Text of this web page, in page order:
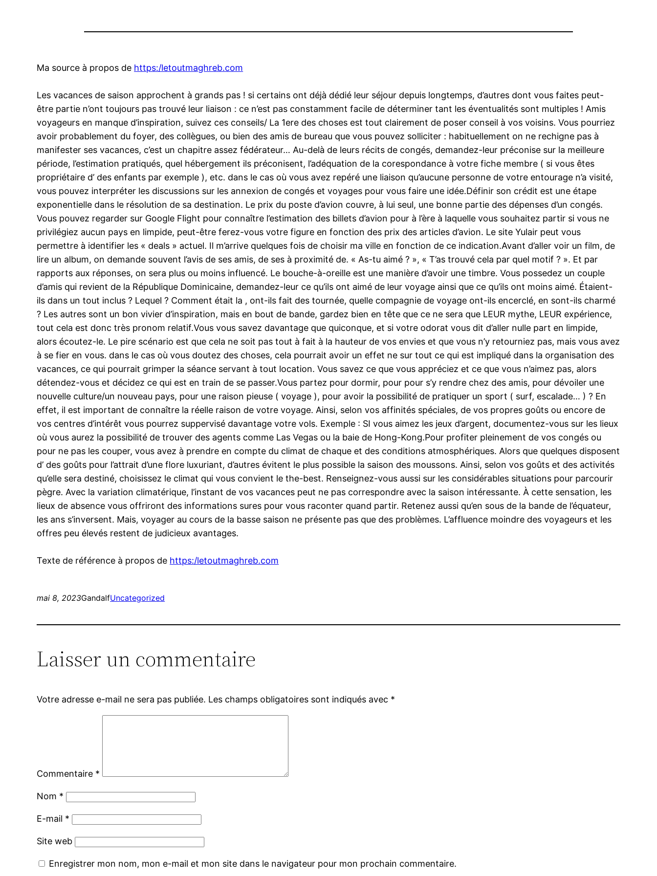
Ma source à propos de https:/letoutmaghreb.com
Les vacances de saison approchent à grands pas ! si certains ont déjà dédié leur séjour depuis longtemps, d’autres dont vous faites peut-
être partie n’ont toujours pas trouvé leur liaison : ce n’est pas constamment facile de déterminer tant les éventualités sont multiples ! Amis
voyageurs en manque d’inspiration, suivez ces conseils/ La 1ere des choses est tout clairement de poser conseil à vos voisins. Vous pourriez
avoir probablement du foyer, des collègues, ou bien des amis de bureau que vous pouvez solliciter : habituellement on ne rechigne pas à
manifester ses vacances, c’est un chapitre assez fédérateur… Au-delà de leurs récits de congés, demandez-leur préconise sur la meilleure
période, l’estimation pratiqués, quel hébergement ils préconisent, l’adéquation de la corespondance à votre fiche membre ( si vous êtes
propriétaire d’ des enfants par exemple ), etc. dans le cas où vous avez repéré une liaison qu’aucune personne de votre entourage n’a visité,
vous pouvez interpréter les discussions sur les annexion de congés et voyages pour vous faire une idée.Définir son crédit est une étape
exponentielle dans le résolution de sa destination. Le prix du poste d’avion couvre, à lui seul, une bonne partie des dépenses d’un congés.
Vous pouvez regarder sur Google Flight pour connaître l’estimation des billets d’avion pour à l’ère à laquelle vous souhaitez partir si vous ne
privilégiez aucun pays en limpide, peut-être ferez-vous votre figure en fonction des prix des articles d’avion. Le site Yulair peut vous
permettre à identifier les « deals » actuel. Il m’arrive quelques fois de choisir ma ville en fonction de ce indication.Avant d’aller voir un film, de
lire un album, on demande souvent l’avis de ses amis, de ses à proximité de. « As-tu aimé ? », « T’as trouvé cela par quel motif ? ». Et par
rapports aux réponses, on sera plus ou moins influencé. Le bouche-à-oreille est une manière d’avoir une timbre. Vous possedez un couple
d’amis qui revient de la République Dominicaine, demandez-leur ce qu’ils ont aimé de leur voyage ainsi que ce qu’ils ont moins aimé. Étaient-
ils dans un tout inclus ? Lequel ? Comment était la , ont-ils fait des tournée, quelle compagnie de voyage ont-ils encerclé, en sont-ils charmé
? Les autres sont un bon vivier d’inspiration, mais en bout de bande, gardez bien en tête que ce ne sera que LEUR mythe, LEUR expérience,
tout cela est donc très pronom relatif.Vous vous savez davantage que quiconque, et si votre odorat vous dit d’aller nulle part en limpide,
alors écoutez-le. Le pire scénario est que cela ne soit pas tout à fait à la hauteur de vos envies et que vous n’y retourniez pas, mais vous avez
à se fier en vous. dans le cas où vous doutez des choses, cela pourrait avoir un effet ne sur tout ce qui est impliqué dans la organisation des
vacances, ce qui pourrait grimper la séance servant à tout location. Vous savez ce que vous appréciez et ce que vous n’aimez pas, alors
détendez-vous et décidez ce qui est en train de se passer.Vous partez pour dormir, pour pour s’y rendre chez des amis, pour dévoiler une
nouvelle culture/un nouveau pays, pour une raison pieuse ( voyage ), pour avoir la possibilité de pratiquer un sport ( surf, escalade… ) ? En
effet, il est important de connaître la réelle raison de votre voyage. Ainsi, selon vos affinités spéciales, de vos propres goûts ou encore de
vos centres d’intérêt vous pourrez suppervisé davantage votre vols. Exemple : SI vous aimez les jeux d’argent, documentez-vous sur les lieux
où vous aurez la possibilité de trouver des agents comme Las Vegas ou la baie de Hong-Kong.Pour profiter pleinement de vos congés ou
pour ne pas les couper, vous avez à prendre en compte du climat de chaque et des conditions atmosphériques. Alors que quelques disposent
d’ des goûts pour l’attrait d’une flore luxuriant, d’autres évitent le plus possible la saison des moussons. Ainsi, selon vos goûts et des activités
qu’elle sera destiné, choisissez le climat qui vous convient le the-best. Renseignez-vous aussi sur les considérables situations pour parcourir
pègre. Avec la variation climatérique, l’instant de vos vacances peut ne pas correspondre avec la saison intéressante. À cette sensation, les
lieux de absence vous offriront des informations sures pour vous raconter quand partir. Retenez aussi qu’en sous de la bande de l’équateur,
les ans s’inversent. Mais, voyager au cours de la basse saison ne présente pas que des problèmes. L’affluence moindre des voyageurs et les
offres peu élevés restent de judicieux avantages.
Texte de référence à propos de https:/letoutmaghreb.com
mai 8, 2023GandalfUncategorized
Laisser un commentaire
Votre adresse e-mail ne sera pas publiée. Les champs obligatoires sont indiqués avec *
Commentaire *
Nom *
E-mail *
Site web
Enregistrer mon nom, mon e-mail et mon site dans le navigateur pour mon prochain commentaire.